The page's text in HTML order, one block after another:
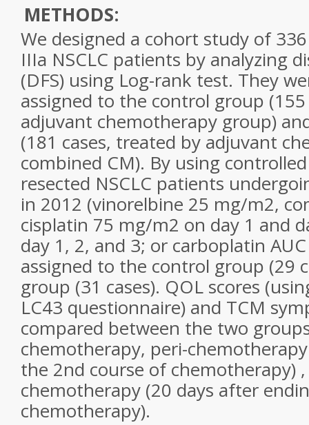
METHODS:
We designed a cohort study of
IIIa NSCLC patients by analyzing
(DFS) using Log-rank test. They
assigned to the control group
adjuvant chemotherapy group)
(181 cases, treated by adjuvant
combined CM). By using
resected NSCLC patients
in 2012 (vinorelbine 25 mg/m2,
cisplatin 75 mg/m2 on day 1 and
day 1, 2, and 3; or carboplatin
assigned to the control group (29
group (31 cases). QOL scores
LC43 questionnaire) and TCM
compared between the two
chemotherapy, peri-
the 2nd course of chemotherapy)
chemotherapy (20 days after
chemotherapy).